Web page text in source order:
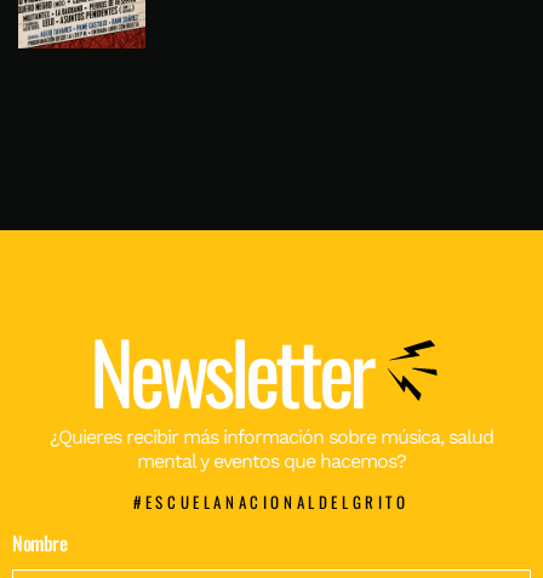
Newsletter
¿Quieres recibir más información sobre música, salud
mental y eventos que hacemos?
#ESCUELANACIONALDELGRITO
Nombre